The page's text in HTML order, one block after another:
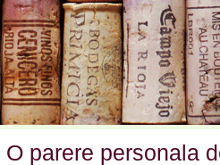
O parere personala